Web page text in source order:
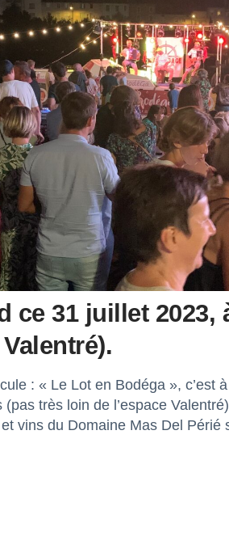
ce 31 juillet 2023,
: « Le Lot en Bodéga », c’est
très loin de l’espace
vins du Domaine Mas Del